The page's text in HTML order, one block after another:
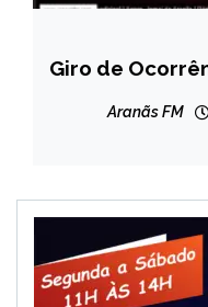
CAPELINHA
NOTÍCIAS
Giro de
Aranãs FM